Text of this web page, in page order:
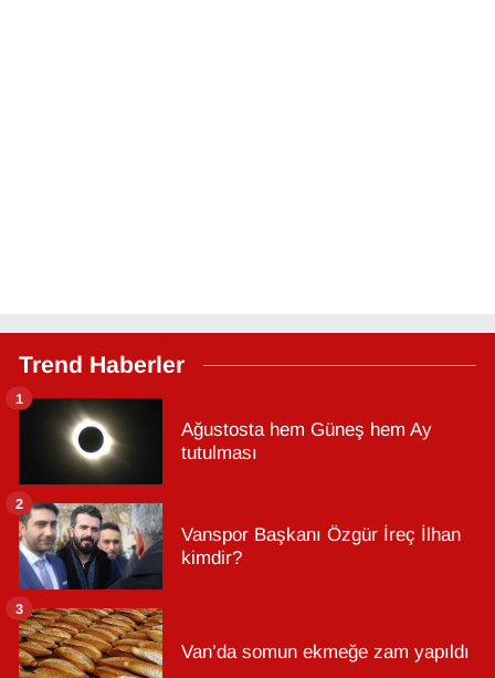
Trend Haberler
Ağustosta hem Güneş hem Ay
tutulması
1
Vanspor Başkanı Özgür İreç İlhan
kimdir?
2
Van’da somun ekmeğe zam yapıldı
3